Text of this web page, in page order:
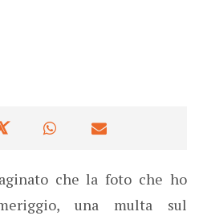
che la foto che ho
una multa sul